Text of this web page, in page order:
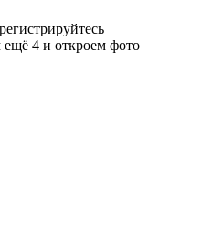
4 и откроем фото